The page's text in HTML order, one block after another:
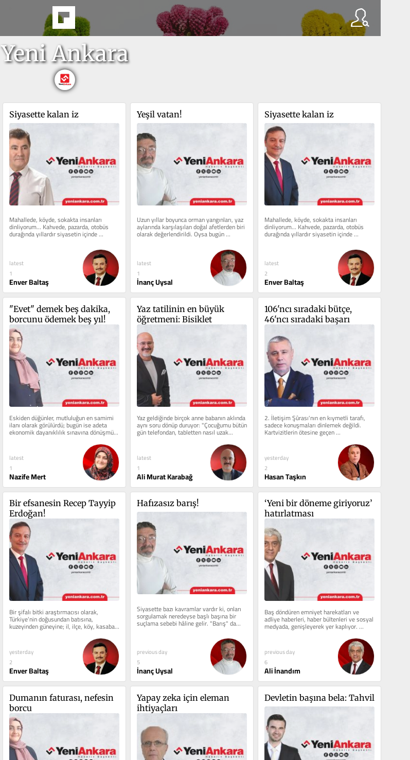
Yeni Ankara
Siyasette kalan iz
Mahallede, köyde, sokakta insanları
dinliyorum… Kahvede, pazarda, otobüs
durağında yıllardır siyasetin içinde
olanlarla konuşuyorum....
latest
1
Enver Baltaş
Yeşil vatan!
Uzun yıllar boyunca orman yangınları, yaz
aylarında karşılaşılan doğal afetlerden biri
olarak değerlendirildi. Oysa bugün
geldiğimiz...
latest
1
İnanç Uysal
Siyasette kalan iz
Mahallede, köyde, sokakta insanları
dinliyorum… Kahvede, pazarda, otobüs
durağında yıllardır siyasetin içinde
olanlarla konuşuyorum....
latest
2
Enver Baltaş
"Evet" demek beş dakika,
borcunu ödemek beş yıl!
Eskiden düğünler, mutluluğun en samimi
ilanı olarak görülürdü; bugün ise adeta
ekonomik dayanıklılık sınavına dönüşmüş
latest
1
Nazife Mert
Yaz tatilinin en büyük
öğretmeni: Bisiklet
Yaz geldiğinde birçok anne babanın aklında
aynı soru dönüp duruyor: "Çocuğumu bütün
gün telefondan, tabletten nasıl uzak...
latest
1
Ali Murat Karabağ
106'ncı sıradaki bütçe,
46'ncı sıradaki başarı
2. İletişim Şûrası'nın en kıymetli tarafı,
sadece konuşmaları dinlemek değildi.
Kartvizitlerin ötesine geçen
yesterday
2
Hasan Taşkın
Bir efsanesin Recep Tayyip
Erdoğan!
Bir şifalı bitki araştırmacısı olarak,
Türkiye’nin doğusundan batısına,
kuzeyinden güneyine; il, ilçe, köy, kasaba,
nahiye ve mezra...
yesterday
2
Enver Baltaş
Hafızasız barış!
Siyasette bazı kavramlar vardır ki, onları
sorgulamak neredeyse başlı başına bir
suçlama sebebi hâline gelir. "Barış" da...
previous day
5
İnanç Uysal
‘Yeni bir döneme giriyoruz’
hatırlatması
Baş döndüren emniyet harekatları ve
adliye haberleri, haber bültenleri ve sosyal
medyada, genişleyerek yer kaplıyor.
Dokunulmazlara dokunulmaya...
previous day
6
Ali İnandım
Dumanın faturası, nefesin
borcu
Yapay zeka için eleman
ihtiyaçları
Devletin başına bela: Tahvil